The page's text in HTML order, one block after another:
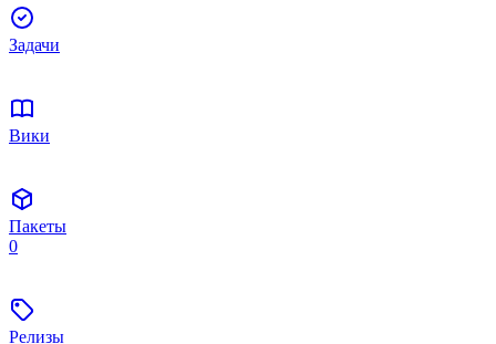
Задачи
Вики
Пакеты
0
Релизы